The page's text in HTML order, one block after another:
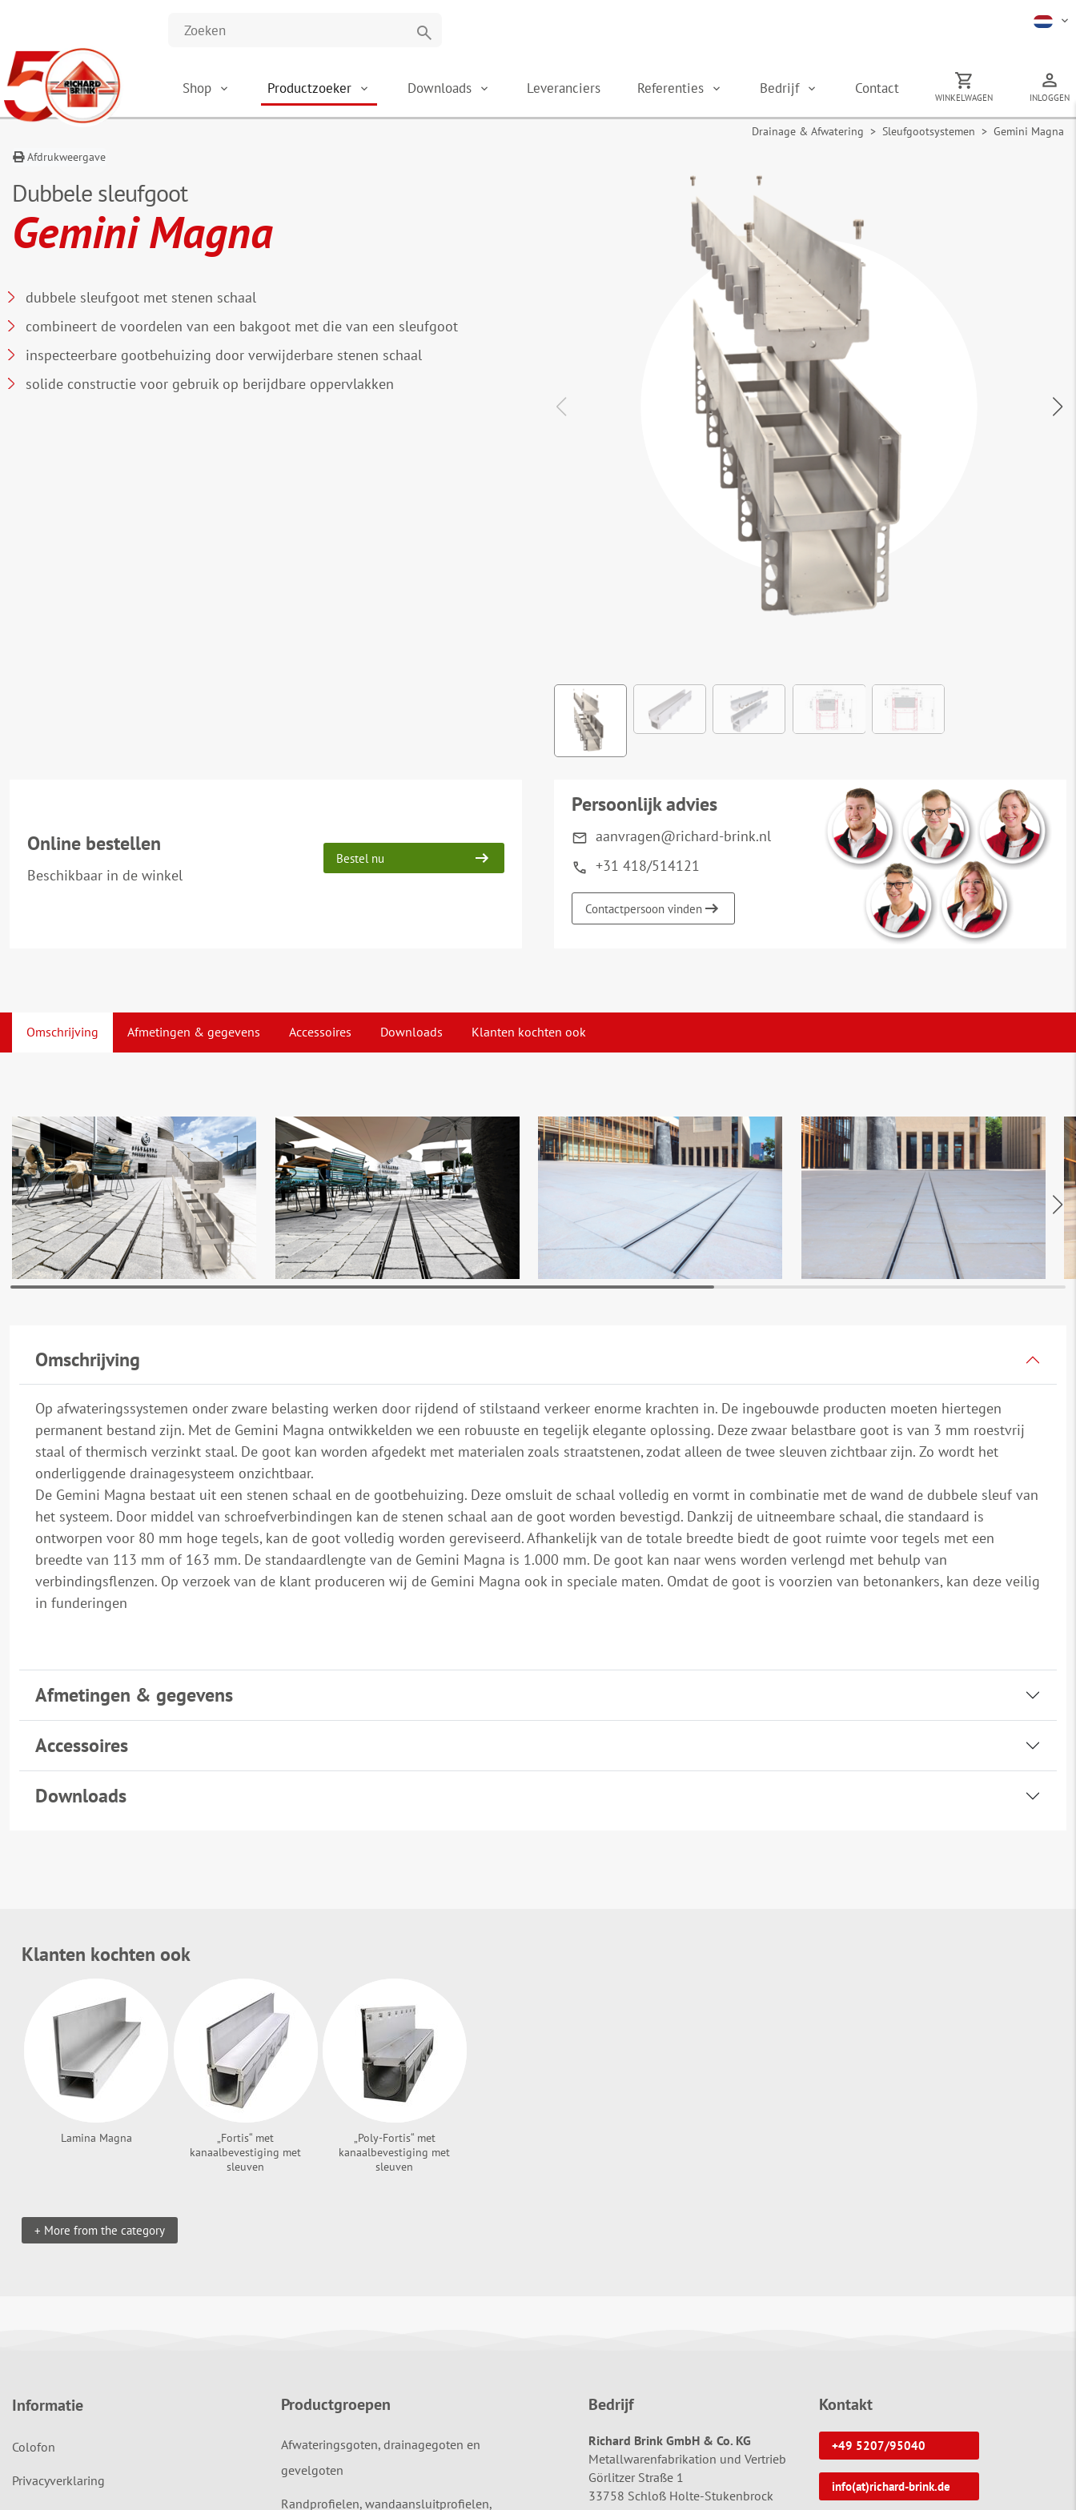
search
Shop Productzoeker Downloads Leveranciers Referenties Bedrijf Contact
WINKELWAGEN INLOGGEN
Drainage & Afwatering > Sleufgootsystemen > Gemini Magna
Afdrukweergave
Dubbele sleufgoot
Gemini Magna
dubbele sleufgoot met stenen schaal
combineert de voordelen van een bakgoot met die van een sleufgoot
inspecteerbare gootbehuizing door verwijderbare stenen schaal
solide constructie voor gebruik op berijdbare oppervlakken
Online bestellen
Beschikbaar in de winkel
Bestel nu
Persoonlijk advies
aanvragen@richard-brink.nl
+31 418/514121
Contactpersoon vinden
Omschrijving Afmetingen & gegevens Accessoires Downloads Klanten kochten ook
Omschrijving
Op afwateringssystemen onder zware belasting werken door rijdend of stilstaand verkeer enorme krachten in. De ingebouwde producten moeten hiertegen
permanent bestand zijn. Met de Gemini Magna ontwikkelden we een robuuste en tegelijk elegante oplossing. Deze zwaar belastbare goot is van 3 mm roestvrij
staal of thermisch verzinkt staal. De goot kan worden afgedekt met materialen zoals straatstenen, zodat alleen de twee sleuven zichtbaar zijn. Zo wordt het
onderliggende drainagesysteem onzichtbaar.
De Gemini Magna bestaat uit een stenen schaal en de gootbehuizing. Deze omsluit de schaal volledig en vormt in combinatie met de wand de dubbele sleuf van
het systeem. Door middel van schroefverbindingen kan de stenen schaal aan de goot worden bevestigd. Dankzij de uitneembare schaal, die standaard is
ontworpen voor 80 mm hoge tegels, kan de goot volledig worden gereviseerd. Afhankelijk van de totale breedte biedt de goot ruimte voor tegels met een
breedte van 113 mm of 163 mm. De standaardlengte van de Gemini Magna is 1.000 mm. De goot kan naar wens worden verlengd met behulp van
verbindingsflenzen. Op verzoek van de klant produceren wij de Gemini Magna ook in speciale maten. Omdat de goot is voorzien van betonankers, kan deze veilig
in funderingen
Afmetingen & gegevens
Accessoires
Downloads
Klanten kochten ook
Lamina Magna
„Fortis“ met
kanaalbevestiging met
sleuven
„Poly-Fortis“ met
kanaalbevestiging met
sleuven
+ More from the category
Informatie
Colofon
Privacyverklaring
Productgroepen
Afwateringsgoten, drainagegoten en
gevelgoten
Randprofielen, wandaansluitprofielen,
Bedrijf
Richard Brink GmbH & Co. KG
Metallwarenfabrikation und Vertrieb
Görlitzer Straße 1
33758 Schloß Holte-Stukenbrock
Kontakt
+49 5207/95040
info(at)richard-brink.de